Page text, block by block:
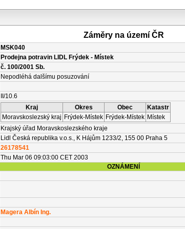
Záměry na území ČR
MSK040
Prodejna potravin LIDL Frýdek - Místek
č. 100/2001 Sb.
Nepodléhá dalšímu posuzování
II/10.6
Kraj Okres Obec
Katastr
Moravskoslezský kraj Frýdek-Místek Frýdek-Místek Místek
Krajský úřad Moravskoslezského kraje
Lidl Česká republika v.o.s., K Hájům 1233/2, 155 00 Praha 5
26178541
Thu Mar 06 09:03:00 CET 2003
OZNÁMENÍ
Magera Albín Ing.